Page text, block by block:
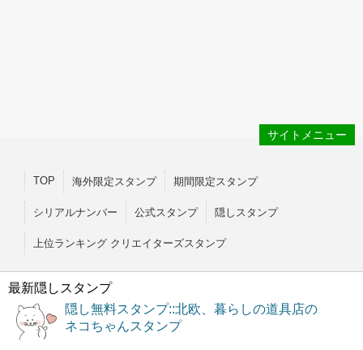
サイトメニュー
TOP 海外限定スタンプ 期間限定スタンプ
シリアルナンバー 公式スタンプ 隠しスタンプ
上位ランキング クリエイターズスタンプ
最新隠しスタンプ
隠し無料スタンプ::北欧、暮らしの道具店の
ネコちゃんスタンプ